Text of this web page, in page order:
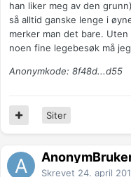
Anonymkode:
han liker meg av den
så alltid ganske lenge i
merker man det bare.
noen fine legebesøk må
Anonymkode: 8f48d...d55
Siter
Skrevet 24. april